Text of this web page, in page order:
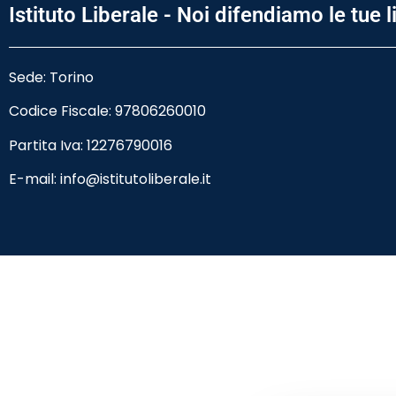
Istituto Liberale - Noi difendiamo le tue
Sede: Torino
Codice Fiscale: 97806260010
Partita Iva: 12276790016
E-mail: info@istitutoliberale.it